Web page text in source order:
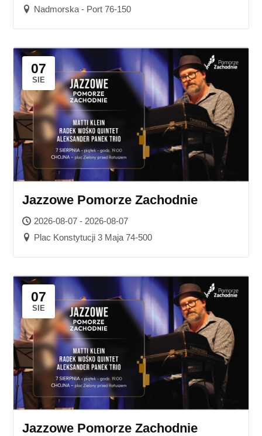
Nadmorska - Port 76-150
07
SIE
Jazzowe Pomorze Zachodnie
2026-08-07 - 2026-08-07
Plac Konstytucji 3 Maja 74-500
07
SIE
Jazzowe Pomorze Zachodnie